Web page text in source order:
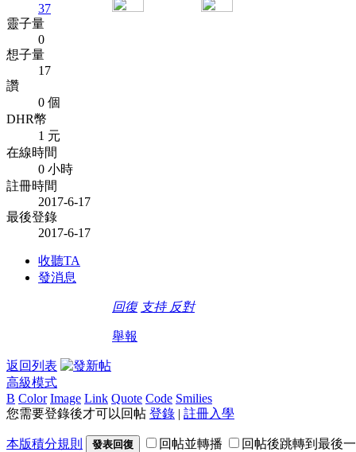
37
靈子量
0
想子量
17
讚
0 個
DHR幣
1 元
在線時間
0 小時
註冊時間
2017-6-17
最後登錄
2017-6-17
收聽TA
發消息
回復 支持 反對
舉報
返回列表
高級模式
B Color Image Link Quote Code Smilies
您需要登錄後才可以回帖 登錄 | 註冊入學
本版積分規則 發表回復 回帖並轉播 回帖後跳轉到最後